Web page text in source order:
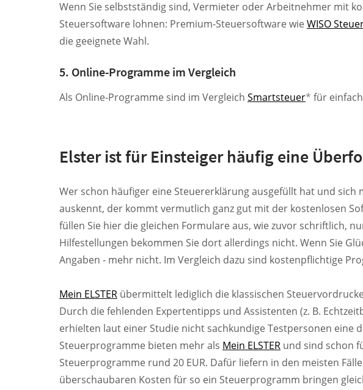
Wenn Sie selbstständig sind, Vermieter oder Arbeitnehmer mit
Steuersoftware lohnen: Premium-Steuersoftware wie WISO
die geeignete Wahl.
5. Online-Programme im Vergleich
Als Online-Programme sind im Vergleich Smartsteuer* für
Elster ist für Einsteiger häufig eine
Wer schon häufiger eine Steuererklärung ausgefüllt hat und sich
auskennt, der kommt vermutlich ganz gut mit der kostenlosen
füllen Sie hier die gleichen Formulare aus, wie zuvor schriftlich,
Hilfestellungen bekommen Sie dort allerdings nicht. Wenn Sie
Angaben - mehr nicht. Im Vergleich dazu sind kostenpflichtige
Mein ELSTER übermittelt lediglich die klassischen
Durch die fehlenden Expertentipps und Assistenten (z. B.
erhielten laut einer Studie nicht sachkundige Testpersonen eine
Steuerprogramme bieten mehr als Mein ELSTER und sind schon
Steuerprogramme rund 20 EUR. Dafür liefern in den meisten
überschaubaren Kosten für so ein Steuerprogramm bringen